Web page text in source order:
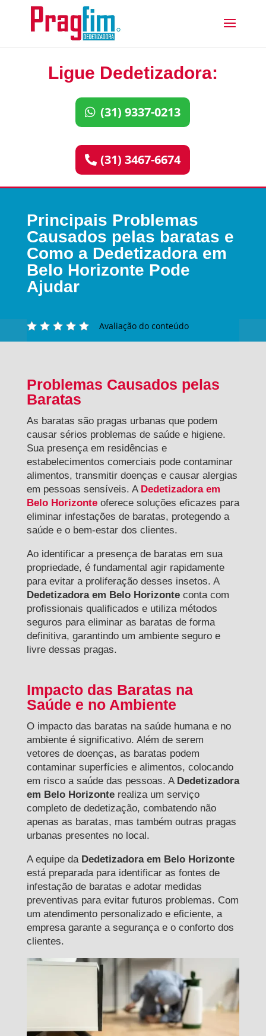
Ligue Dedetizadora:
(31) 9337-0213
(31) 3467-6674
Principais Problemas
Causados pelas baratas e
Como a Dedetizadora em
Belo Horizonte Pode
Ajudar
Avaliação do conteúdo
Problemas Causados pelas
Baratas
As baratas são pragas urbanas que podem
causar sérios problemas de saúde e higiene.
Sua presença em residências e
estabelecimentos comerciais pode contaminar
alimentos, transmitir doenças e causar alergias
em pessoas sensíveis. A Dedetizadora em
Belo Horizonteoferece soluções eficazes para
eliminar infestações de baratas, protegendo a
saúde e o bem-estar dos clientes.
Ao identificar a presença de baratas em sua
propriedade, é fundamental agir rapidamente
para evitar a proliferação desses insetos. A
Dedetizadora em Belo Horizonteconta com
profissionais qualificados e utiliza métodos
seguros para eliminar as baratas de forma
definitiva, garantindo um ambiente seguro e
livre dessas pragas.
Impacto das Baratas na
Saúde e no Ambiente
O impacto das baratas na saúde humana e no
ambiente é significativo. Além de serem
vetores de doenças, as baratas podem
contaminar superfícies e alimentos, colocando
em risco a saúde das pessoas. A Dedetizadora
em Belo Horizonterealiza um serviço
completo de dedetização, combatendo não
apenas as baratas, mas também outras pragas
urbanas presentes no local.
A equipe da Dedetizadora em Belo Horizonte
está preparada para identificar as fontes de
infestação de baratas e adotar medidas
preventivas para evitar futuros problemas. Com
um atendimento personalizado e eficiente, a
empresa garante a segurança e o conforto dos
clientes.